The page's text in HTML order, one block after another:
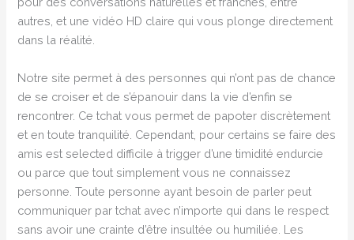
autres, et une vidéo HD claire qui vous plonge directement
dans la réalité.
Notre site permet à des personnes qui n’ont pas de chance
de se croiser et de s’épanouir dans la vie d’enfin se
rencontrer. Ce tchat vous permet de papoter discrètement
et en toute tranquilité. Cependant, pour certains se faire des
amis est selected difficile à trigger d’une timidité endurcie
ou parce que tout simplement vous ne connaissez
personne. Toute personne ayant besoin de parler peut
communiquer par tchat avec n’importe qui dans le respect
sans avoir une crainte d’être insultée ou humiliée. Les